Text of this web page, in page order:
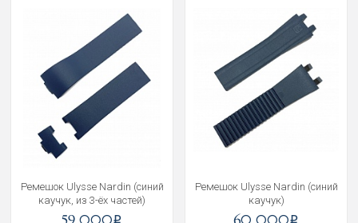
Ремешок Ulysse Nardin (синий
каучук, из 3-ёх частей)
Ремешок Ulysse Nardin (синий
каучук)